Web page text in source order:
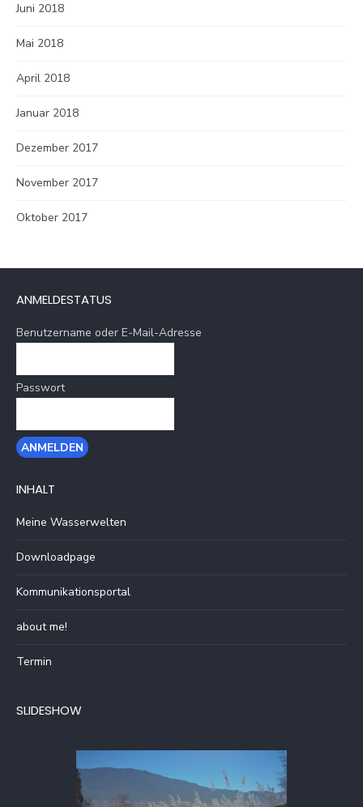
Juni 2018
Mai 2018
April 2018
Januar 2018
Dezember 2017
November 2017
Oktober 2017
ANMELDESTATUS
Benutzername oder E-Mail-Adresse
Passwort
INHALT
Meine Wasserwelten
Downloadpage
Kommunikationsportal
about me!
Termin
SLIDESHOW